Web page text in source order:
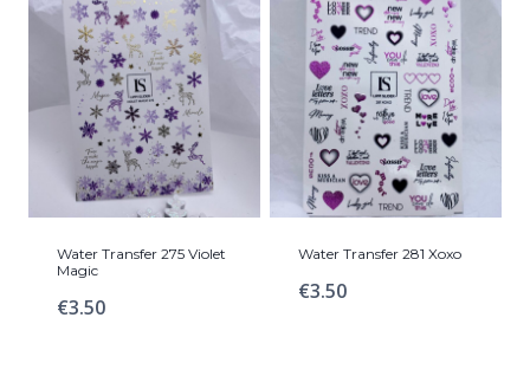
Water Transfer 275 Violet
Magic
€3.50
Water Transfer 281 Xoxo
€3.50